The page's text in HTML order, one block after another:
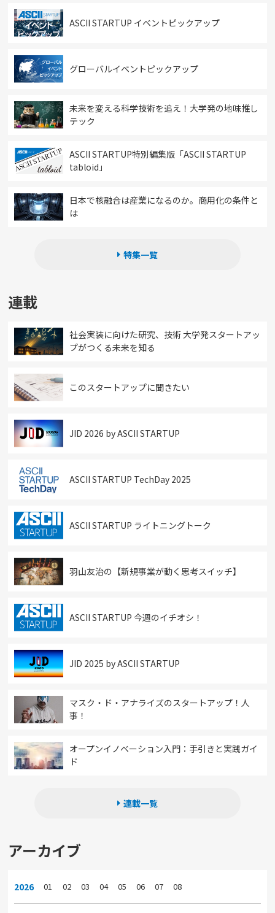
ASCII STARTUP イベントピックアップ
グローバルイベントピックアップ
未来を変える科学技術を追え！大学発の地味推し
テック
ASCII STARTUP特別編集版「ASCII STARTUP
tabloid」
日本で核融合は産業になるのか。商用化の条件と
は
特集一覧
連載
社会実装に向けた研究、技術 大学発スタートアッ
プがつくる未来を知る
このスタートアップに聞きたい
JID 2026 by ASCII STARTUP
ASCII STARTUP TechDay 2025
ASCII STARTUP ライトニングトーク
羽山友治の【新規事業が動く思考スイッチ】
ASCII STARTUP 今週のイチオシ！
JID 2025 by ASCII STARTUP
マスク・ド・アナライズのスタートアップ！人
事！
オープンイノベーション入門：手引きと実践ガイ
ド
連載一覧
アーカイブ
2026 01 02 03 04 05 06 07 08